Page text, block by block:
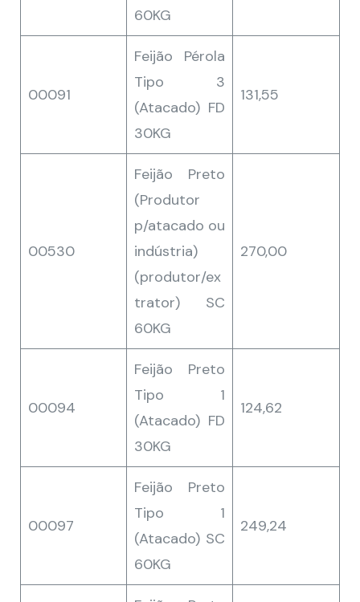
60KG
00091
Feijão Pérola
Tipo 3
(Atacado) FD
30KG
131,55
00530
Feijão Preto
(Produtor
p/atacado ou
indústria)
(produtor/ex
trator) SC
60KG
270,00
00094
Feijão Preto
Tipo 1
(Atacado) FD
30KG
124,62
00097
Feijão Preto
Tipo 1
(Atacado) SC
60KG
249,24